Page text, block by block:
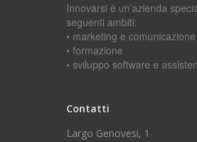
Innovarsi è un’azienda
seguenti ambiti:
• marketing e comunicazione
• formazione
• sviluppo software e
Contatti
Largo Genovesi, 1